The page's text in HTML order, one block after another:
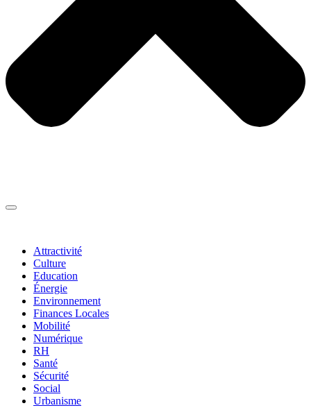
Attractivité
Culture
Education
Énergie
Environnement
Finances Locales
Mobilité
Numérique
RH
Santé
Sécurité
Social
Urbanisme